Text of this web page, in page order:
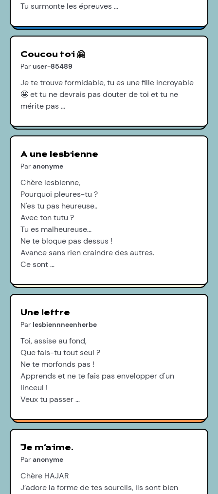
Tu surmonte les épreuves …
Coucou toi 🤗
Par user-85489
Je te trouve formidable, tu es une fille incroyable
🤩 et tu ne devrais pas douter de toi et tu ne
mérite pas …
A une lesbienne
Par anonyme
Chère lesbienne,
Pourquoi pleures-tu ?
N'es tu pas heureuse..
Avec ton tutu ?
Tu es malheureuse...
Ne te bloque pas dessus !
Avance sans rien craindre des autres.
Ce sont …
Une lettre
Par lesbiennneenherbe
Toi, assise au fond,
Que fais-tu tout seul ?
Ne te morfonds pas !
Apprends et ne te fais pas envelopper d'un
linceul !
Veux tu passer …
Je m’aime.
Par anonyme
Chère HAJAR
J’adore la forme de tes sourcils, ils sont bien